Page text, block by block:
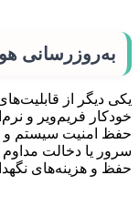
به‌روزرسانی
یکی دیگر از
خودکار فریم‌ویر و
حفظ امنیت سیستم و
سرور یا دخالت مداوم
حفظ و هزینه‌های